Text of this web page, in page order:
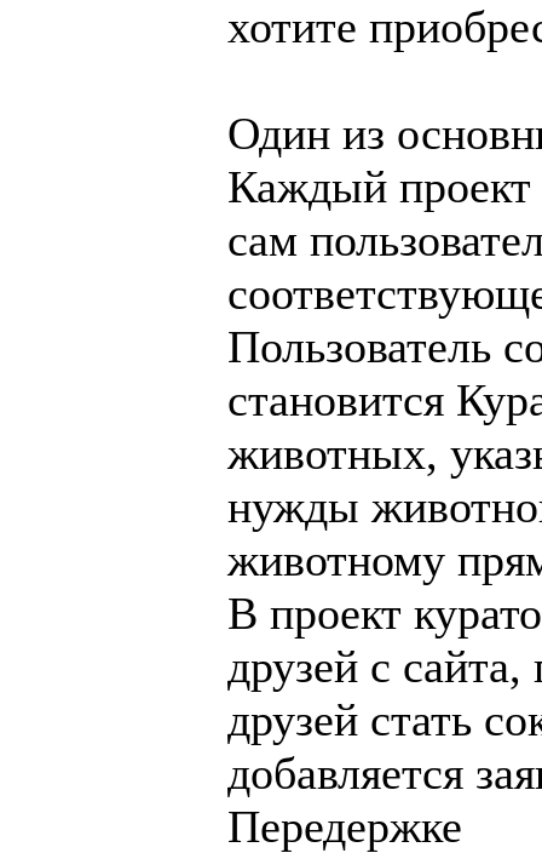
хотите
Один из
Каждый
сам
Пользователь
становится
животных,
нужды
животному
В проект
друзей с
друзей стать
добавляется
Передержке